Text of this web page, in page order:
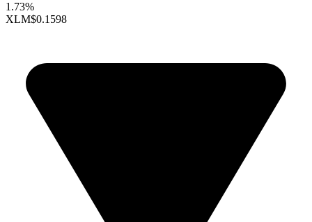
1.73%
XLM$0.1598